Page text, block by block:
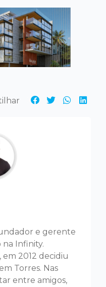
e gerente
na Infinity.
2012 decidiu
Torres. Nas
entre amigos,